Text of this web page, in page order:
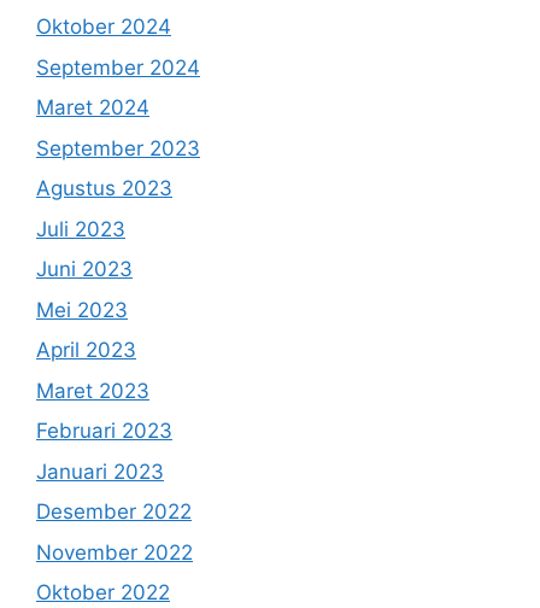
Oktober 2024
September 2024
Maret 2024
September 2023
Agustus 2023
Juli 2023
Juni 2023
Mei 2023
April 2023
Maret 2023
Februari 2023
Januari 2023
Desember 2022
November 2022
Oktober 2022